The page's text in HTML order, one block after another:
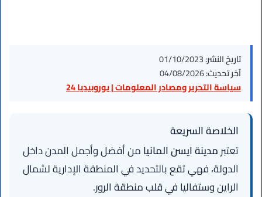
تاريخ النشر:01/10/2023
آخر تحديث:04/08/2026
سياسة التحرير ومصادر المعلومات | يوروبيديا 24
الخلاصة السريعة
تعتبرمدينة ايسن المانيامن أفضل وأجمل المدن داخل
الدولة، فهي تقع بالتحديد في المنطقة الإدارية لشمال
الراين وستفاليا في قلب منطقة الرور.